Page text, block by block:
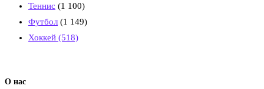
Теннис (1 100)
Футбол (1 149)
Хоккей (518)
О нас